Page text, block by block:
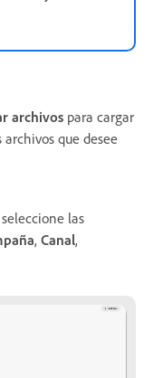
archivos para cargar
que desee
seleccione las
, Canal,